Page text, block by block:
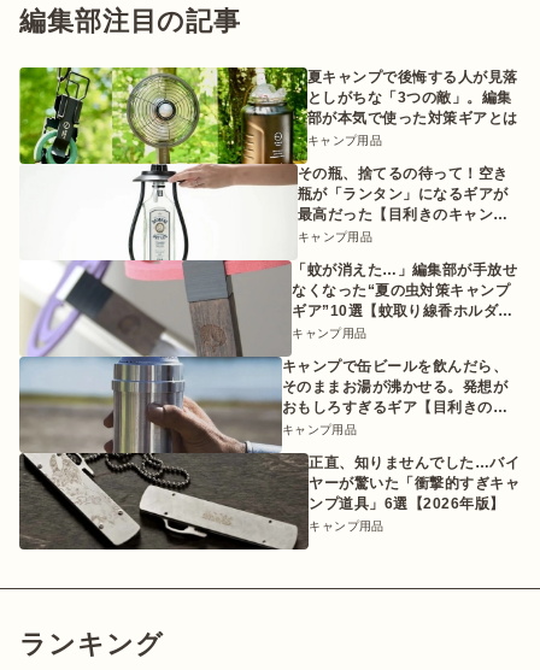
編集部注目の記事
夏キャンプで後悔する人が見落
としがちな「3つの敵」。編集
部が本気で使った対策ギアとは
キャンプ用品
その瓶、捨てるの待って！空き
瓶が「ランタン」になるギアが
最高だった【目利きのキャンプ
ギア】
キャンプ用品
「蚊が消えた…」編集部が手放せ
なくなった“夏の虫対策キャンプ
ギア”10選【蚊取り線香ホルダー
etc.】
キャンプ用品
キャンプで缶ビールを飲んだら、
そのままお湯が沸かせる。発想が
おもしろすぎるギア【目利きのキ
ャンプギア】
キャンプ用品
正直、知りませんでした…バイ
ヤーが驚いた「衝撃的すぎキャ
ンプ道具」6選【2026年版】
キャンプ用品
ランキング